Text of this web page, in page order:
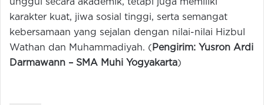
unggul secara akademik, tetapi juga memiliki
karakter kuat, jiwa sosial tinggi, serta semangat
kebersamaan yang sejalan dengan nilai-nilai Hizbul
Wathan dan Muhammadiyah. ( Pengirim: Yusron Ardi
Darmawann – SMA Muhi Yogyakarta)